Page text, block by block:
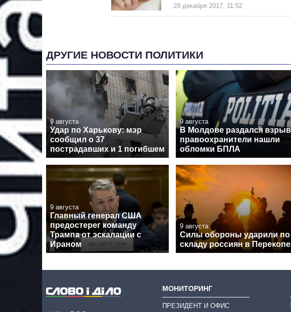
29 декабря 2017, 11:52
ДРУГИЕ НОВОСТИ ПОЛИТИКИ
9 августа
Удар по Харькову: мэр
сообщил о 37
пострадавших и 1 погибшем
9 августа
В Молдове раздался
правоохранители нашли
обломки БПЛА
9 августа
Главный генерал США
предостерег команду
Трампа от эскалации с
Ираном
9 августа
Силы обороны ударили по
складу россиян в Перекопе
МОНИТОРИНГ
ПРЕЗИДЕНТ И ОФИС